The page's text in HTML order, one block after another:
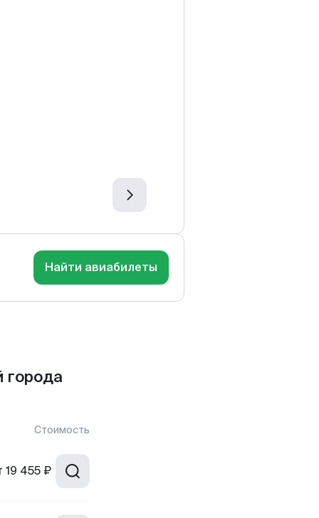
Найти авиабилеты
Стоимость
19 455 ₽